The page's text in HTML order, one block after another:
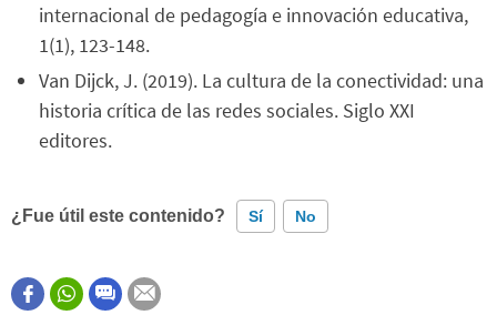
internacional de pedagogía e innovación educativa,
1(1), 123-148.
Van Dijck, J. (2019). La cultura de la conectividad: una
historia crítica de las redes sociales. Siglo XXI
editores.
¿Fue útil este contenido? Sí No
Este contenido contiene información incorrecta